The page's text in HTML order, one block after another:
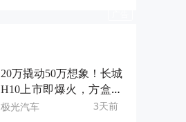
20万撬动50万想象！长城
H10上市即爆火，方盒子
新物种凭什么？
极光汽车 3天前